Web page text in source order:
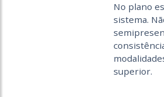
No plano
sistema.
superior.